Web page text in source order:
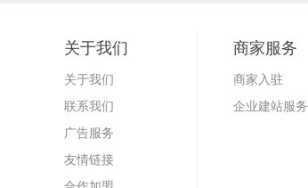
关于我们
关于我们
联系我们
广告服务
友情链接
商家服务
商家入驻
企业建站服务